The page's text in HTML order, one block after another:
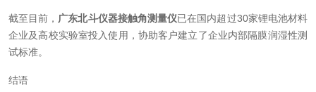
截至目前， 广东北斗仪器接触角测量仪已在国内超过30家锂电池材料
企业及高校实验室投入使用，协助客户建立了企业内部隔膜润湿性测
试标准。
结语